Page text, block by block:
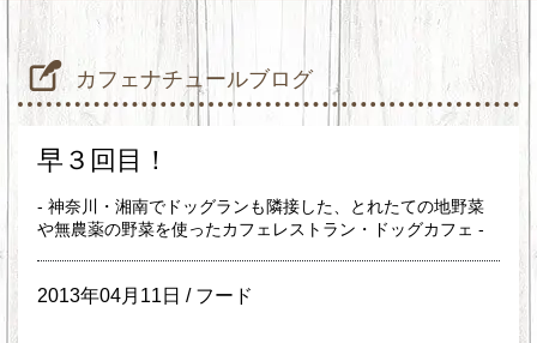
カフェナチュールブログ
早３回目！
- 神奈川・湘南でドッグランも隣接した、とれたての地野菜
や無農薬の野菜を使ったカフェレストラン・ドッグカフェ -
2013年04月11日 / フード